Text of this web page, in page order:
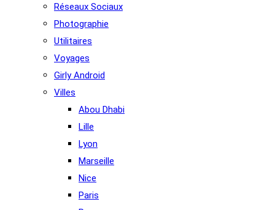
Réseaux Sociaux
Photographie
Utilitaires
Voyages
Girly Android
Villes
Abou Dhabi
Lille
Lyon
Marseille
Nice
Paris